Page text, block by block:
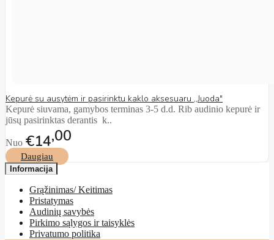
Kepurė su ausytėm ir pasirinktu kaklo aksesuaru ,,Juoda"
Kepurė siuvama, gamybos terminas 3-5 d.d. Rib audinio kepurė ir
jūsų pasirinktas derantis k..
Nuo €14 00
Daugiau
Informacija
Grąžinimas/ Keitimas
Pristatymas
Audinių savybės
Pirkimo sąlygos ir taisyklės
Privatumo politika